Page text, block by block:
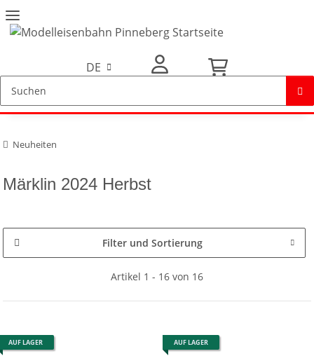
DE
Neuheiten
Märklin 2024 Herbst
Filter und Sortierung
Artikel 1 - 16 von 16
AUF LAGER AUF LAGER